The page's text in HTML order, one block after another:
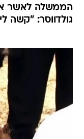
הממשלה לאשר
גולדווסר: "קשה